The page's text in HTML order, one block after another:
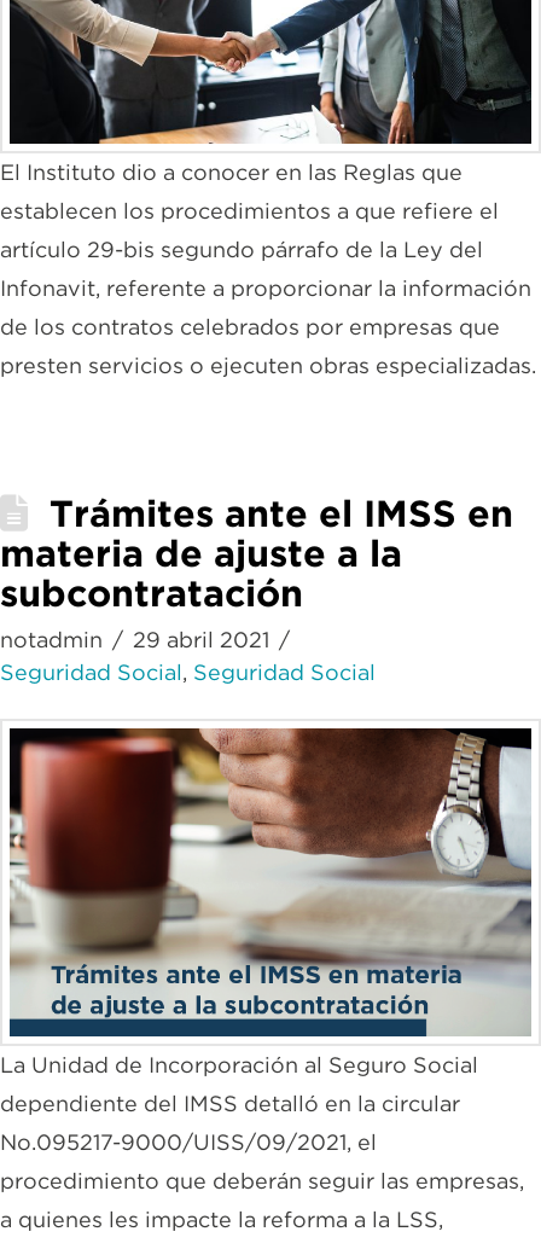
El Instituto dio a conocer en las Reglas que
establecen los procedimientos a que refiere el
artículo 29-bis segundo párrafo de la Ley del
Infonavit, referente a proporcionar la información
de los contratos celebrados por empresas que
presten servicios o ejecuten obras especializadas.
Trámites ante el IMSS en
materia de ajuste a la
subcontratación
notadmin
29 abril 2021
Seguridad Social, Seguridad Social
La Unidad de Incorporación al Seguro Social
dependiente del IMSS detalló en la circular
No.095217-9000/UISS/09/2021, el
procedimiento que deberán seguir las empresas,
a quienes les impacte la reforma a la LSS,